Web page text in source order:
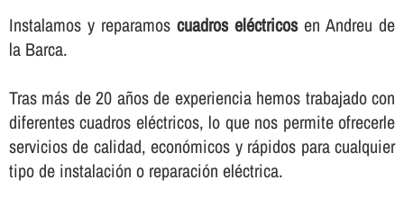
Instalamos y reparamos cuadros eléctricosen Andreu de
la Barca.
Tras más de 20 años de experiencia hemos trabajado con
diferentes cuadros eléctricos, lo que nos permite ofrecerle
servicios de calidad, económicos y rápidos para cualquier
tipo de instalación o reparación eléctrica.